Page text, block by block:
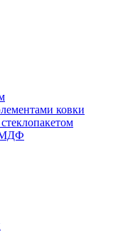
ковки
МДФ